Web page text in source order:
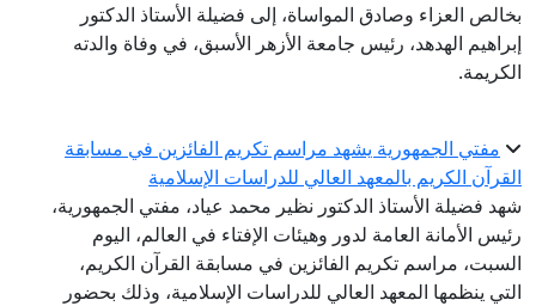
بخالص العزاء وصادق المواساة، إلى فضيلة الأستاذ الدكتور
إبراهيم الهدهد، رئيس جامعة الأزهر الأسبق، في وفاة والدته
الكريمة.
مفتي الجمهورية يشهد مراسم تكريم الفائزين في مسابقة
القرآن الكريم بالمعهد العالي للدراسات الإسلامية
شهد فضيلة الأستاذ الدكتور نظير محمد عياد، مفتي الجمهورية،
رئيس الأمانة العامة لدور وهيئات الإفتاء في العالم، اليوم
السبت، مراسم تكريم الفائزين في مسابقة القرآن الكريم،
التي ينظمها المعهد العالي للدراسات الإسلامية، وذلك بحضور